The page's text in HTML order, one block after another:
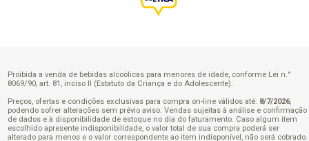
Proibida a venda de bebidas alcoólicas para menores de idade, conforme Lei n.°
8069/90, art. 81, inciso II (Estatuto da Criança e do Adolescente).
Preços, ofertas e condições exclusivas para compra on-line válidos até: 8/7/2026,
podendo sofrer alterações sem prévio aviso. Vendas sujeitas à análise e confirmação
de dados e à disponibilidade de estoque no dia do faturamento. Caso algum item
escolhido apresente indisponibilidade, o valor total de sua compra poderá ser
alterado para menos e o valor correspondente ao item indisponível, não será cobrado.